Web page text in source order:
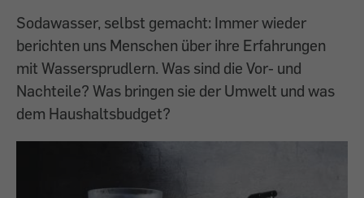
Sodawasser, selbst gemacht: Immer wieder
berichten uns Menschen über ihre Erfahrungen
mit Wassersprudlern. Was sind die Vor- und
Nachteile? Was bringen sie der Umwelt und was
dem Haushaltsbudget?